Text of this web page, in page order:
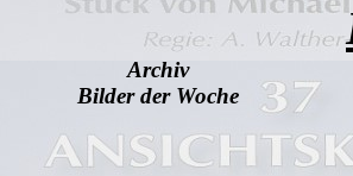
Archiv
Bilder der Woche